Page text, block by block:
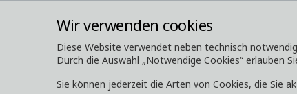
Wir verwenden cookies
Diese Website verwendet neben technisch
Durch die Auswahl „Notwendige Cookies“ erlauben
Sie können jederzeit die Arten von Cookies, die Sie